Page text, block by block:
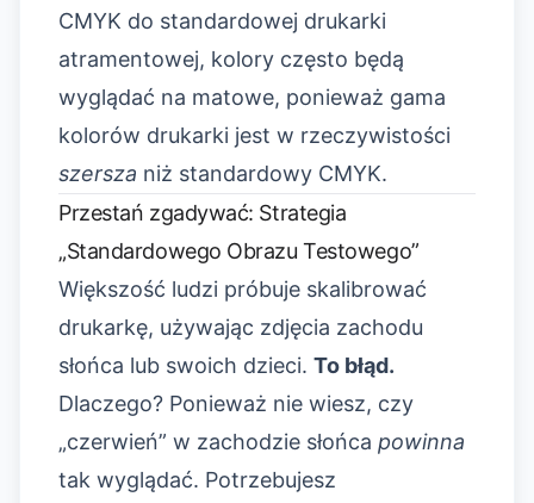
CMYK do standardowej drukarki
atramentowej, kolory często będą
wyglądać na matowe, ponieważ gama
kolorów drukarki jest w rzeczywistości
szersza niż standardowy CMYK.
Przestań zgadywać: Strategia
„Standardowego Obrazu Testowego”
Większość ludzi próbuje skalibrować
drukarkę, używając zdjęcia zachodu
słońca lub swoich dzieci. To błąd.
Dlaczego? Ponieważ nie wiesz, czy
„czerwień” w zachodzie słońca powinna
tak wyglądać. Potrzebujesz